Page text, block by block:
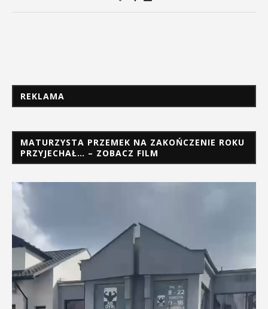
REKLAMA
MATURZYSTA PRZEMEK NA ZAKOŃCZENIE ROKU
PRZYJECHAŁ… – ZOBACZ FILM
Odtwarzacz